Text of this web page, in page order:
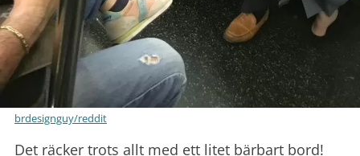
brdesignguy/reddit
Det räcker trots allt med ett litet bärbart bord!